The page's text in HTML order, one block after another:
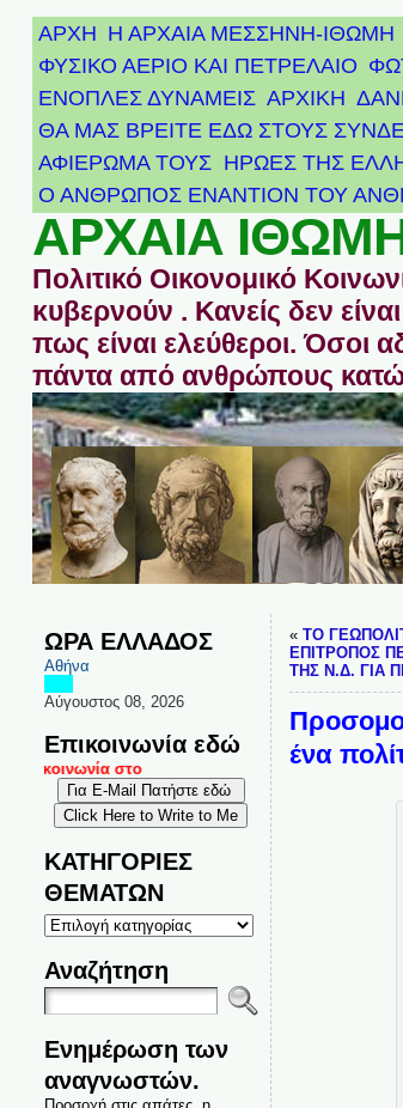
ΑΡΧΗ Η ΑΡΧΑΙΑ ΜΕΣΣΗΝΗ-ΙΘΩΜΗ
ΦΥΣΙΚΟ ΑΕΡΙΟ ΚΑΙ ΠΕΤΡΕΛΑΙΟ
ΕΝΟΠΛΕΣ ΔΥΝΑΜΕΙΣ ΑΡΧΙΚΉ
ΘΑ ΜΑΣ ΒΡΕΙΤΕ ΕΔΩ ΣΤΟΥΣ
ΑΦΙΈΡΩΜΑ ΤΟΥΣ ΉΡΩΕΣ ΤΗΣ
Ο ΑΝΘΡΩΠΟΣ ΕΝΑΝΤΙΟΝ ΤΟΥ
ΑΡΧΑΙΑ
Πολιτικό Οικονομικό
κυβερνούν . Κανείς δεν
πως είναι ελεύθεροι. Όσοι
πάντα από ανθρώπους
ΩΡΑ ΕΛΛΑΔΟΣ
Αθήνα
Αύγουστος 08, 2026
Επικοινωνία εδώ
στο
ΚΑΤΗΓΟΡΙΕΣ
ΘΕΜΑΤΩΝ
ΚΑΤΗΓΟΡΙΕΣ
ΘΕΜΑΤΩΝ
Αναζήτηση
Ενημέρωση των
αναγνωστών.
« ΤΟ
ΕΠΙΤΡΟΠΟΣ
ΤΗΣ Ν.Δ. ΓΙΑ
ένα